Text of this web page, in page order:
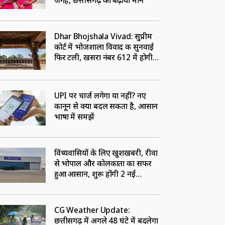
Dhar Bhojshala Vivad: सुप्रीम
कोर्ट में भोजशाला विवाद की सुनवाई
फिर टली, खसरा नंबर 612 में होगी
UPI पर चार्ज लगेगा या नहीं? नए
कानून से क्या बदल सकता है, आसान
भाषा में समझें
विंध्यवासियों के लिए खुशखबरी, रीवा
से भोपाल और कोलकाता का सफर
हुआ आसान, शुरू होंगी 2 नई
CG Weather Update:
छत्तीसगढ़ में अगले 48 घंटे में बदलेगा